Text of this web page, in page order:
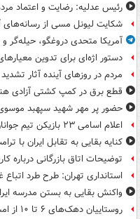
رئیس عدلیه: رضایت و اعتماد
شکایت لیونل مسی از رسانه‌های
آمریکا متحدی دروغگو، حیله‌گر
دستور اژه‌ای برای تدوین
مردم در روزهای آینده آثار تشدید
قطع برق در کمپ کشتی آزادی
حضور پر مهر شهید سپهبد
اعلام اسامی ۲۳ بازیکن تیم جوانان برای انتخابی جام ملت‌ها
کنایه بقایی به تقابل ایران با
توضیحات اتاق بازرگانی درباره
استانداری تهران: طرح طرد
واکنش بقایی به بستن مدرسه
روستاییان دهک‌های ۶ تا ۱۰ از امسال باید حق بیمه بپردازند